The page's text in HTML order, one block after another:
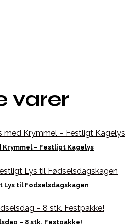
varer
– Festligt Kagelys
Lys til Fødselsdagskagen
– 8 stk. Festpakke!